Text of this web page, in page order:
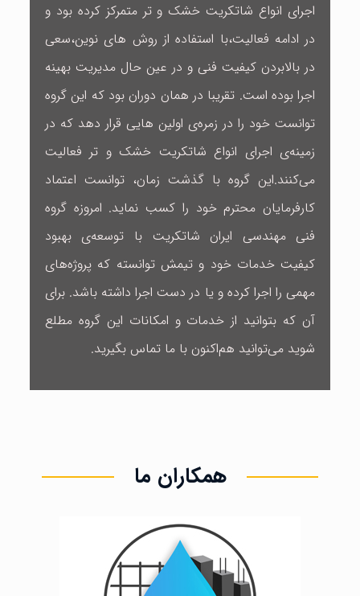
اجرای انواع شاتکریت خشک و تر متمرکز کرده بود و
در ادامه فعالیت،با استفاده از روش های نوین،سعی
در بالابردن کیفیت فنی و در عین حال مدیریت بهینه
اجرا بوده است. تقریبا در همان دوران بود که این گروه
توانست خود را در زمره‌ی اولین هایی قرار دهد که در
زمینه‌ی اجرای انواع شاتکریت خشک و تر فعالیت
می‌کنند.این گروه با گذشت زمان، توانست اعتماد
کارفرمایان محترم خود را کسب نماید. امروزه گروه
فنی مهندسی ایران شاتکریت با توسعه‌ی بهبود
کیفیت خدمات خود و تیمش توانسته که پروژه‌های
مهمی را اجرا کرده و یا در دست اجرا داشته باشد. برای
آن که بتوانید از خدمات و امکانات این گروه مطلع
شوید می‌توانید هم‌اکنون با ما تماس بگیرید.
همکاران ما